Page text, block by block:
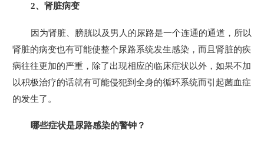
2、肾脏病变
因为肾脏、膀胱以及男人的尿路是一个连通的通道，所以
肾脏的病变也有可能使整个尿路系统发生感染，而且肾脏的疾
病往往更加的严重，除了出现相应的临床症状以外，如果不加
以积极治疗的话就有可能侵犯到全身的循环系统而引起菌血症
的发生了。
哪些症状是尿路感染的警钟？